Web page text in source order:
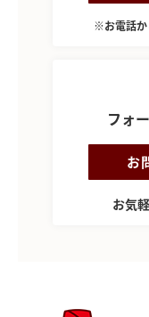
※お電話か
フォ
お
お気